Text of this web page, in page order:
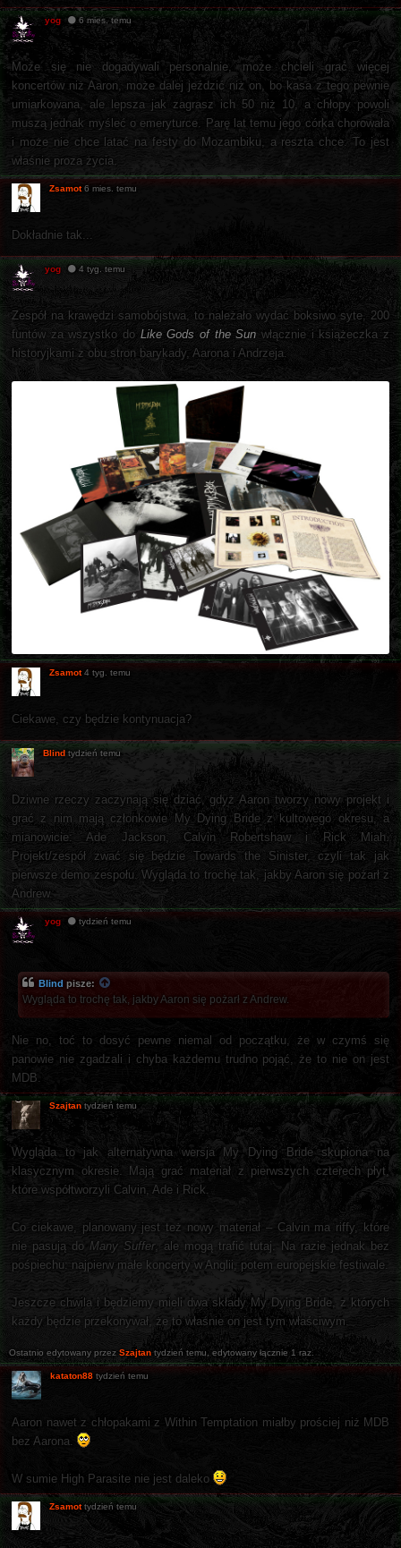
yog 6 mies. temu
Może się nie dogadywali personalnie, może chcieli grać więcej
koncertów niż Aaron, może dalej jeździć niż on, bo kasa z tego pewnie
umiarkowana, ale lepsza jak zagrasz ich 50 niż 10, a chłopy powoli
muszą jednak myśleć o emeryturce. Parę lat temu jego córka chorowała
i może nie chce latać na festy do Mozambiku, a reszta chce. To jest
właśnie proza życia.
Zsamot 6 mies. temu
Dokładnie tak...
yog 4 tyg. temu
Zespół na krawędzi samobójstwa, to należało wydać boksiwo syte, 200
funtów za wszystko do Like Gods of the Sun włącznie i książeczka z
historyjkami z obu stron barykady, Aarona i Andrzeja.
Zsamot 4 tyg. temu
Ciekawe, czy będzie kontynuacja?
Blind tydzień temu
Dziwne rzeczy zaczynają się dziać, gdyż Aaron tworzy nowy projekt i
grać z nim mają członkowie My Dying Bride z kultowego okresu, a
mianowicie: Ade Jackson, Calvin Robertshaw i Rick Miah.
Projekt/zespół zwać się będzie Towards the Sinister, czyli tak jak
pierwsze demo zespołu. Wygląda to trochę tak, jakby Aaron się pożarł z
Andrew.
yog tydzień temu
Blind pisze:
Wygląda to trochę tak, jakby Aaron się pożarł z Andrew.
Nie no, toć to dosyć pewne niemal od początku, że w czymś się
panowie nie zgadzali i chyba każdemu trudno pojąć, że to nie on jest
MDB.
Szajtan tydzień temu
Wygląda to jak alternatywna wersja My Dying Bride skupiona na
klasycznym okresie. Mają grać materiał z pierwszych czterech płyt,
które współtworzyli Calvin, Ade i Rick.
Co ciekawe, planowany jest też nowy materiał – Calvin ma riffy, które
nie pasują do Many Suffer, ale mogą trafić tutaj. Na razie jednak bez
pośpiechu: najpierw małe koncerty w Anglii, potem europejskie festiwale.
Jeszcze chwila i będziemy mieli dwa składy My Dying Bride, z których
każdy będzie przekonywał, że to właśnie on jest tym właściwym.
Ostatnio edytowany przez Szajtan tydzień temu, edytowany łącznie 1 raz.
kataton88 tydzień temu
Aaron nawet z chłopakami z Within Temptation miałby prościej niż MDB
bez Aarona.
W sumie High Parasite nie jest daleko
Zsamot tydzień temu